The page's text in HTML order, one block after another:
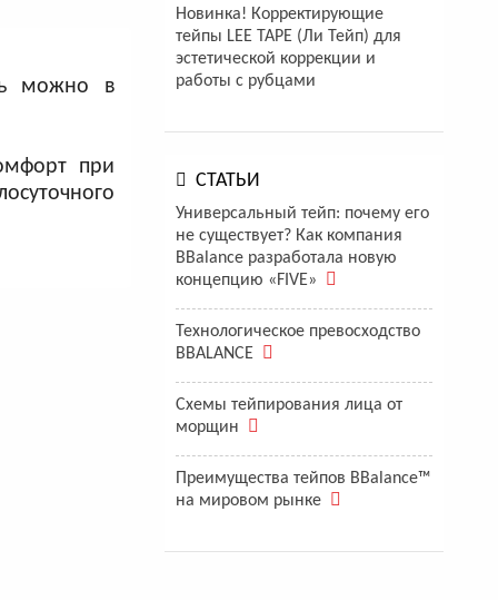
можно в
при
Новинка! Корректирующие
тейпы LEE TAPE (Ли Тейп) для
эстетической коррекции и
работы с рубцами
СТАТЬИ
Универсальный тейп: почему его
не существует? Как компания
BBalance разработала новую
концепцию «FIVE»
Технологическое превосходство
BBALANCE
Схемы тейпирования лица от
морщин
Преимущества тейпов BBalance™
на мировом рынке